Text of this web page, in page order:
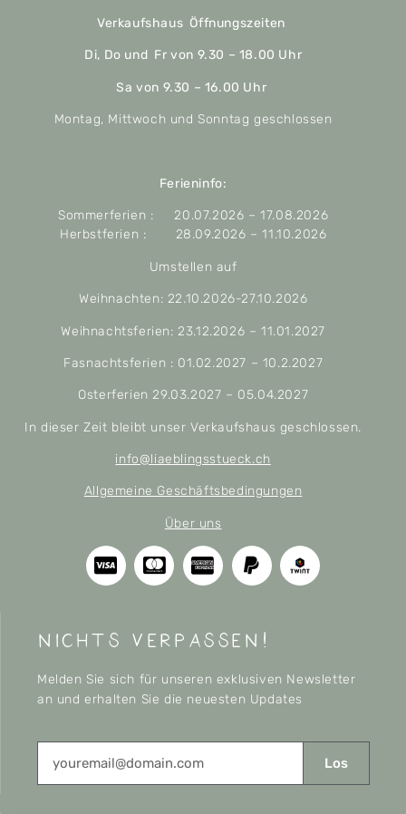
Verkaufshaus Öffnungszeiten
Di, Do und Fr von 9.30 – 18.00 Uhr
Sa von 9.30 – 16.00 Uhr
Montag, Mittwoch und Sonntag geschlossen
Ferieninfo:
Sommerferien : 20.07.2026 – 17.08.2026
Herbstferien : 28.09.2026 – 11.10.2026
Umstellen auf
Weihnachten: 22.10.2026-27.10.2026
Weihnachtsferien: 23.12.2026 – 11.01.2027
Fasnachtsferien : 01.02.2027 – 10.2.2027
Osterferien 29.03.2027 – 05.04.2027
In dieser Zeit bleibt unser Verkaufshaus geschlossen.
info@liaeblingsstueck.ch
Allgemeine Geschäftsbedingungen
Über uns
nichts verpassen!
Melden Sie sich für unseren exklusiven Newsletter
an und erhalten Sie die neuesten Updates
Los